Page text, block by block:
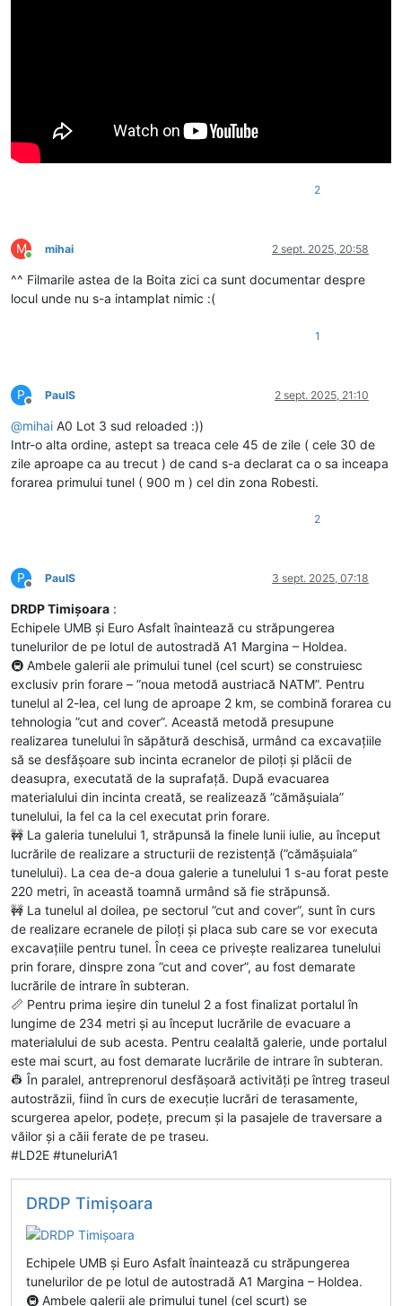
2
M
Conectat
mihai 2 sept. 2025, 20:58
^^ Filmarile astea de la Boita zici ca sunt documentar despre
locul unde nu s-a intamplat nimic :(
1
P
Deconectat
PaulS 2 sept. 2025, 21:10
@mihai A0 Lot 3 sud reloaded :))
Intr-o alta ordine, astept sa treaca cele 45 de zile ( cele 30 de
zile aproape ca au trecut ) de cand s-a declarat ca o sa inceapa
forarea primului tunel ( 900 m ) cel din zona Robesti.
2
P
Deconectat
PaulS 3 sept. 2025, 07:18
DRDP Timişoara :
Echipele UMB și Euro Asfalt înaintează cu străpungerea
tunelurilor de pe lotul de autostradă A1 Margina – Holdea.
🚇 Ambele galerii ale primului tunel (cel scurt) se construiesc
exclusiv prin forare – ”noua metodă austriacă NATM”. Pentru
tunelul al 2-lea, cel lung de aproape 2 km, se combină forarea cu
tehnologia ”cut and cover”. Această metodă presupune
realizarea tunelului în săpătură deschisă, urmând ca excavațiile
să se desfășoare sub incinta ecranelor de piloți și plăcii de
deasupra, executată de la suprafață. După evacuarea
materialului din incinta creată, se realizează ”cămășuiala”
tunelului, la fel ca la cel executat prin forare.
🚧 La galeria tunelului 1, străpunsă la finele lunii iulie, au început
lucrările de realizare a structurii de rezistență (”cămășuiala”
tunelului). La cea de-a doua galerie a tunelului 1 s-au forat peste
220 metri, în această toamnă urmând să fie străpunsă.
🚧 La tunelul al doilea, pe sectorul ”cut and cover”, sunt în curs
de realizare ecranele de piloți și placa sub care se vor executa
excavațiile pentru tunel. În ceea ce privește realizarea tunelului
prin forare, dinspre zona ”cut and cover”, au fost demarate
lucrările de intrare în subteran.
📏 Pentru prima ieșire din tunelul 2 a fost finalizat portalul în
lungime de 234 metri și au început lucrările de evacuare a
materialului de sub acesta. Pentru cealaltă galerie, unde portalul
este mai scurt, au fost demarate lucrările de intrare în subteran.
👷 În paralel, antreprenorul desfășoară activități pe întreg traseul
autostrăzii, fiind în curs de execuție lucrări de terasamente,
scurgerea apelor, podețe, precum și la pasajele de traversare a
văilor și a căii ferate de pe traseu.
#LD2E #tuneluriA1
DRDP Timişoara
Echipele UMB și Euro Asfalt înaintează cu străpungerea
tunelurilor de pe lotul de autostradă A1 Margina – Holdea.
🚇 Ambele galerii ale primului tunel (cel scurt) se